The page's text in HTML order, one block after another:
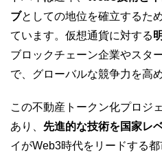
ブとしての地位を確立するた
ています。仮想通貨に対する
ブロックチェーン企業やスタ
で、グローバルな競争力を高
この不動産トークン化プロジ
あり、 先進的な技術を国家レ
イがWeb3時代をリードする